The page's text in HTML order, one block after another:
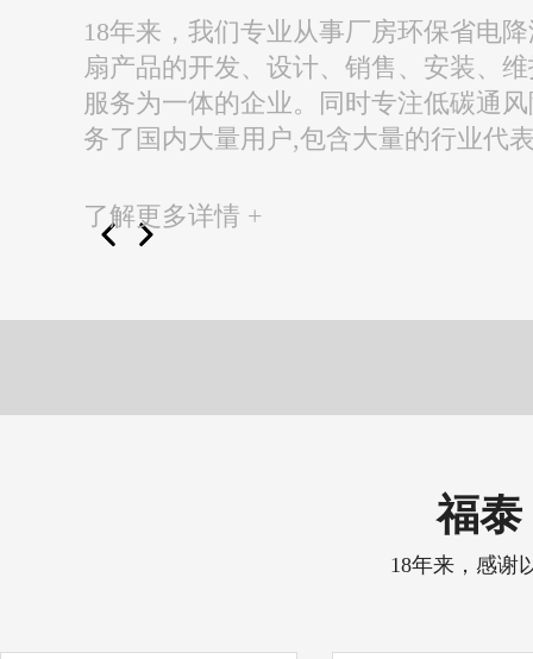
18年来，我们专业从事厂房环保省电
扇产品的开发、设计、销售、安装、
服务为一体的企业。同时专注低碳通
务了国内大量用户,包含大量的行业代
了解更多详情 +
福泰
18年来，感谢